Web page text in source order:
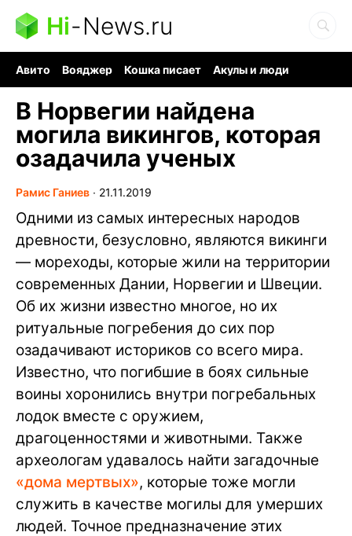
Hi-News.ru
Авито Вояджер Кошка писает
Акулы и люди
В Норвегии найдена
могила викингов, которая
озадачила ученых
Рамис Ганиев ∙ 21.11.2019
Одними из самых интересных народов
древности, безусловно, являются викинги
— мореходы, которые жили на территории
современных Дании, Норвегии и Швеции.
Об их жизни известно многое, но их
ритуальные погребения до сих пор
озадачивают историков со всего мира.
Известно, что погибшие в боях сильные
воины хоронились внутри погребальных
лодок вместе с оружием,
драгоценностями и животными. Также
археологам удавалось найти загадочные
«дома мертвых», которые тоже могли
служить в качестве могилы для умерших
людей. Точное предназначение этих